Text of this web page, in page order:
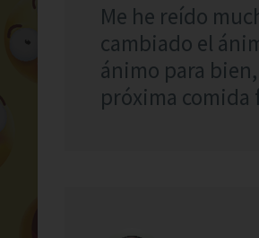
Me he reído
cambiado el
ánimo para
próxima